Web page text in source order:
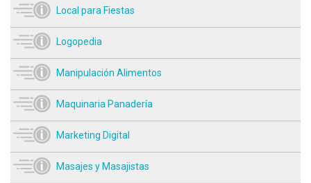
Local para Fiestas
Logopedia
Manipulación Alimentos
Maquinaria Panadería
Marketing Digital
Masajes y Masajistas